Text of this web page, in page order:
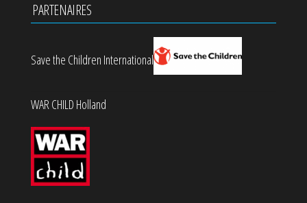
PARTENAIRES
Save the Children International
WAR CHILD Holland